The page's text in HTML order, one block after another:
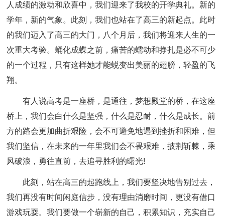
人成绩的激动和欣喜中，我们迎来了我校的开学典礼。新的
学年，新的气象。此刻，我们也站在了高三的新起点。此时
的我们迈入了高三的大门，八个月后，我们将迎来人生的一
次重大考验。蛹化成蝶之前，痛苦的蠕动和挣扎是必不可少
的一个过程，只有这样她才能蜕变出美丽的翅膀，轻盈的飞
翔。
有人说高考是一座桥，是通往，梦想殿堂的桥，在这座
桥上，我们会白什么是坚强，什么是忍耐，什么是成长。前
方的路会更加曲折艰险，会不可避免地遇到挫折和困难，但
我们坚信，在未来的一年里我们会不畏艰难，披荆斩棘，乘
风破浪，勇往直前，去追寻胜利的曙光!
此刻，站在高三的起跑线上，我们要坚决地告别过去，
我们再没有时间闲庭信步，没有理由消磨时间，更没有借口
游戏玩耍。我们要做一个崭新的自己，积累知识，充实自己